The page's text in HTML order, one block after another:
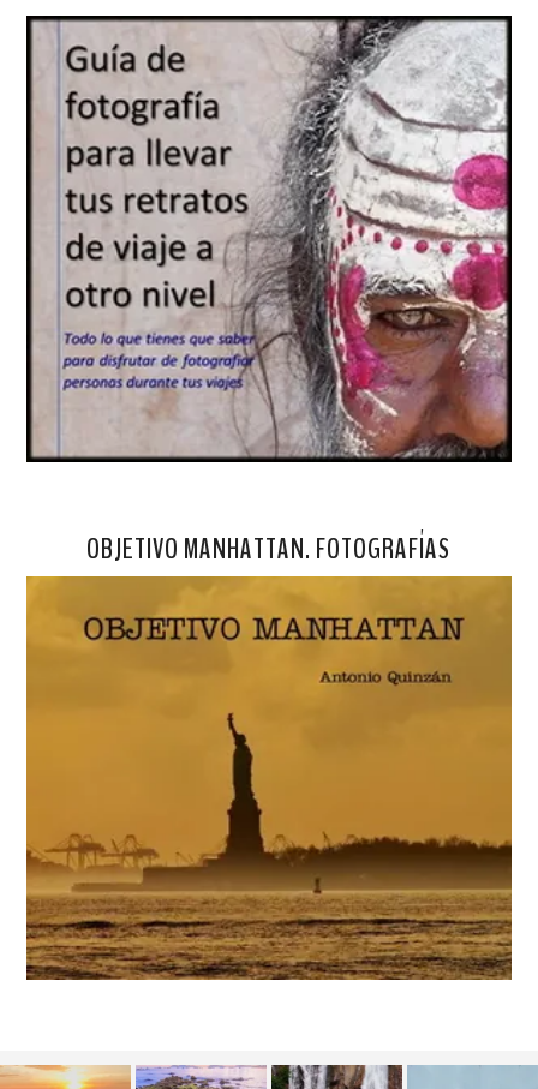
OBJETIVO MANHATTAN. FOTOGRAFÍAS